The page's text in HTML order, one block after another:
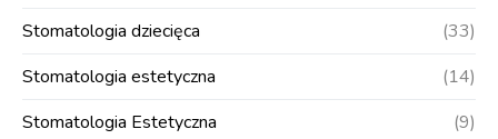
Stomatologia dziecięca
(33)
Stomatologia estetyczna
(14)
Stomatologia Estetyczna
(9)